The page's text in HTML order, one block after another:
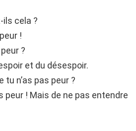
ils cela ?
!
?
et du désespoir.
tu n’as pas peur ?
peur ! Mais de ne pas entendre